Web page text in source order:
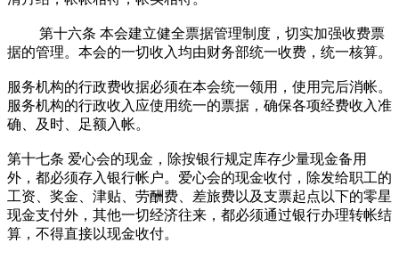
第十六条 本会建立健全票据管理制度，切实加强收费票
据的管理。本会的一切收入均由财务部统一收费，统一核算。
服务机构的行政费收据必须在本会统一领用，使用完后消帐。
服务机构的行政收入应使用统一的票据，确保各项经费收入准
确、及时、足额入帐。
第十七条 爱心会的现金，除按银行规定库存少量现金备用
外，都必须存入银行帐户。爱心会的现金收付，除发给职工的
工资、奖金、津贴、劳酬费、差旅费以及支票起点以下的零星
现金支付外，其他一切经济往来，都必须通过银行办理转帐结
算，不得直接以现金收付。